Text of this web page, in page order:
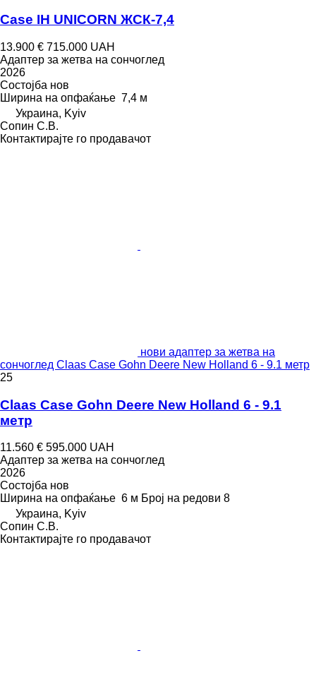
Case IH UNICORN ЖСК-7,4
13.900 € 715.000 UAH
Адаптер за жетва на сончоглед
2026
Состојба нов
Ширина на опфаќање 7,4 м
Украина, Kyiv
Сопин С.В.
Контактирајте го продавачот
нови адаптер за жетва на
сончоглед Claas Case Gohn Deere New Holland 6 - 9.1 метр
25
Claas Case Gohn Deere New Holland 6 - 9.1
метр
11.560 € 595.000 UAH
Адаптер за жетва на сончоглед
2026
Состојба нов
Ширина на опфаќање 6 м Број на редови 8
Украина, Kyiv
Сопин С.В.
Контактирајте го продавачот